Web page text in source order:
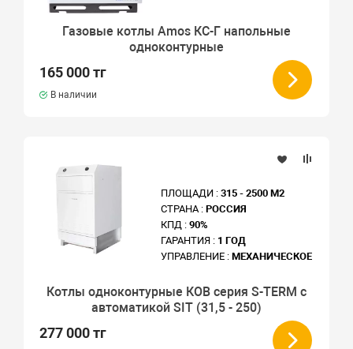
Газовые котлы Amos КС-Г напольные
одноконтурные
165 000 тг
В наличии
ПЛОЩАДИ : 315 - 2500 М2
СТРАНА : РОССИЯ
КПД : 90%
ГАРАНТИЯ : 1 ГОД
УПРАВЛЕНИЕ : МЕХАНИЧЕСКОЕ
Котлы одноконтурные КОВ серия S-TERM с
автоматикой SIT (31,5 - 250)
277 000 тг